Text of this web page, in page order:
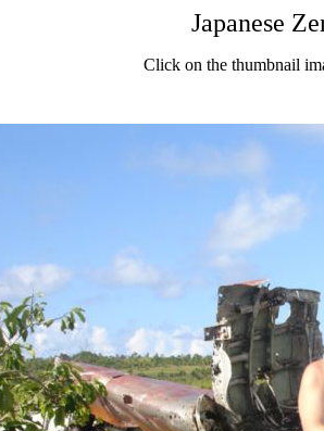
Japanese
Click on the thumbnail